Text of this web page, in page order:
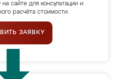
на сайте для консультации и
расчёта стоимости.
ЗАЯВКУ